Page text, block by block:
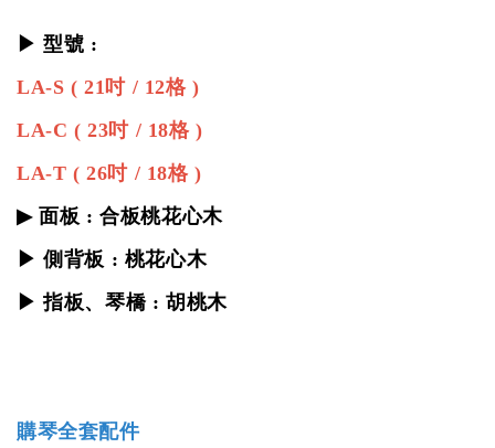
▶ 型號 :
LA-S ( 21吋 / 12格 )
LA-C ( 23吋 / 18格 )
LA-T ( 26吋 / 18格 )
▶ 面板 : 合板桃花心木
▶ 側背板 : 桃花心木
▶ 指板、琴橋 : 胡桃木
購琴全套配件